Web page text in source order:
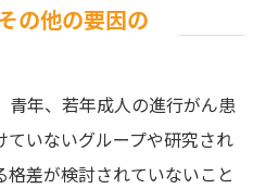
の他の要因の
青年、若年成人の進行がん患
いないグループや研究され
差が検討されていないこと